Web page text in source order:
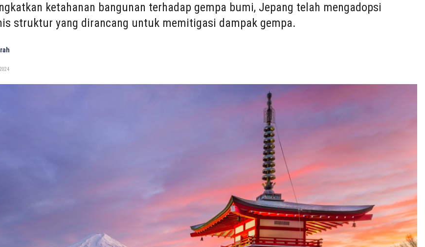
ketahanan bangunan terhadap gempa bumi, Jepang telah mengadopsi
struktur yang dirancang untuk memitigasi dampak gempa.